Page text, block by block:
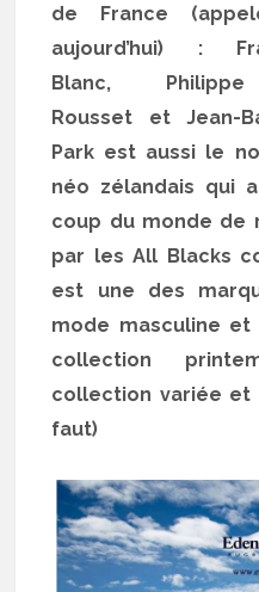
de France
aujourd’hui) :
Blanc,
Rousset et Jean-
Park est aussi le
néo zélandais qui
coup du monde de
par les All Blacks
est une des
mode masculine
collection
collection variée et
faut)